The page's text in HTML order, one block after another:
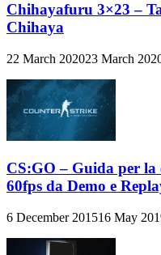
Chihayafuru 3×23 –
Chihaya
22 March 202023 March
CS:GO – Guida per
60fps da Demo e
6 December 201516 May